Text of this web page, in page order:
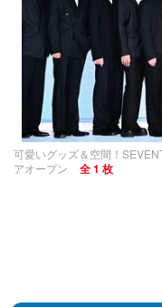
可愛いグッズ＆空間！
アオープン
全 1 枚